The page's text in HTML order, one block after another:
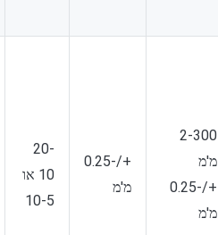
2-300
מ'מ
+/-0.25
מ'מ
+/-0.25
מ'מ
20-
10 או
10-5